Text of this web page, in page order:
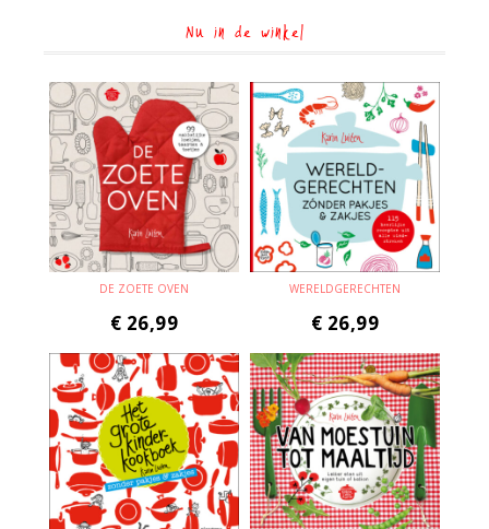
Nu in de winkel
DE ZOETE OVEN
€ 26,99
WERELDGERECHTEN
€ 26,99